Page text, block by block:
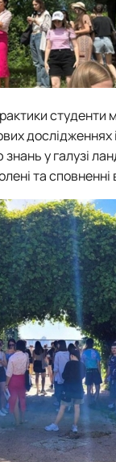
студенти
у галузі
та